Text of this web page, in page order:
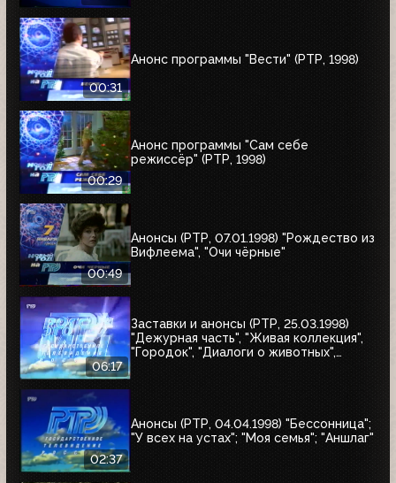
00:31
Анонс программы "Вести" (РТР, 1998)
00:29
Анонс программы "Сам себе
режиссёр" (РТР, 1998)
00:49
Анонсы (РТР, 07.01.1998) "Рождество из
Вифлеема", "Очи чёрные"
06:17
Заставки и анонсы (РТР, 25.03.1998)
"Дежурная часть", "Живая коллекция",
"Городок", "Диалоги о животных",
02:37
Анонсы (РТР, 04.04.1998) "Бессонница";
"У всех на устах"; "Моя семья"; "Аншлаг"